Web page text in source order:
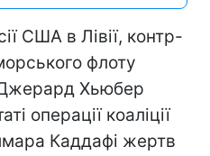
США в Лівії, контр-
флоту
Хьюбер
операції коаліції
Каддафі жертв